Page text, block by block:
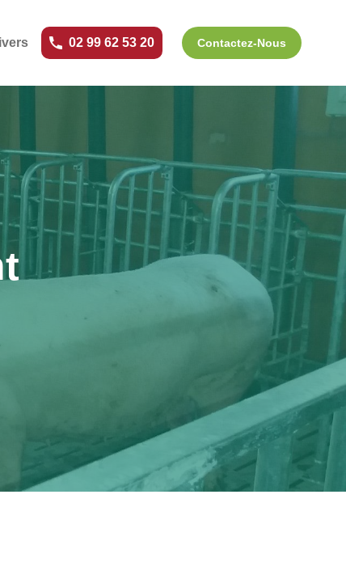
02 99 62 53 20 Contactez-Nous